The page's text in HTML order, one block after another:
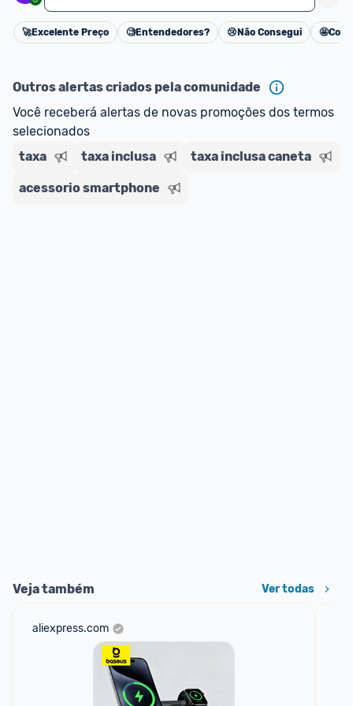
Federal que calcula o valor total do produto com
impostos.
Cancelar
🚀Excelente Preço 🧐Entendedores? 😢 Não Consegui 🤩
Outros alertas criados pela comunidade
Você receberá alertas de novas promoções dos termos
selecionados
taxa
taxa inclusa taxa inclusa caneta
acessorio smartphone
Veja também Ver todas
aliexpress.com